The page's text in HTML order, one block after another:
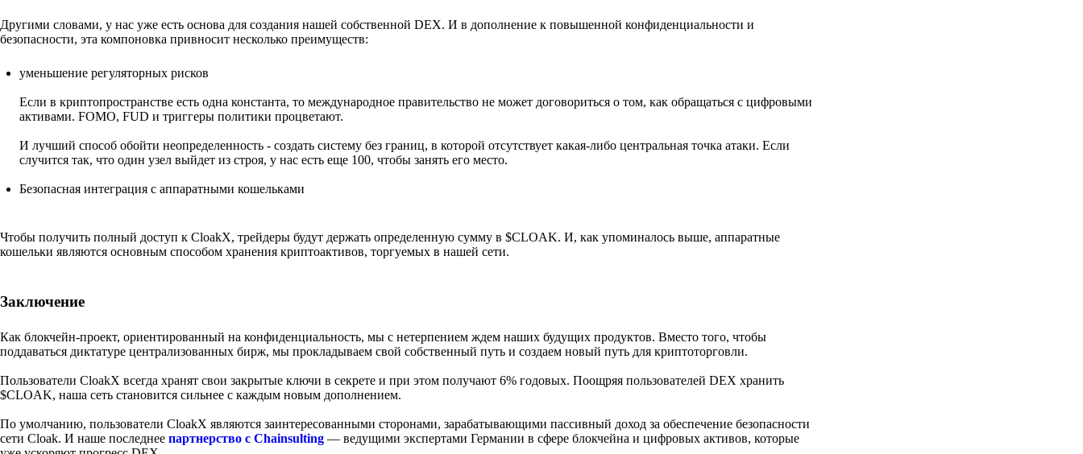
Другими словами, у нас уже есть основа для создания нашей собственной DEX. И в дополнение к повышенной конфиденциальности и
безопасности, эта компоновка привносит несколько преимуществ:
уменьшение регуляторных рисков
Если в криптопространстве есть одна константа, то международное правительство не может договориться о том, как обращаться с цифровыми
активами. FOMO, FUD и триггеры политики процветают.
И лучший способ обойти неопределенность - создать систему без границ, в которой отсутствует какая-либо центральная точка атаки. Если
случится так, что один узел выйдет из строя, у нас есть еще 100, чтобы занять его место.
Безопасная интеграция с аппаратными кошельками
Чтобы получить полный доступ к CloakX, трейдеры будут держать определенную сумму в $CLOAK. И, как упоминалось выше, аппаратные
кошельки являются основным способом хранения криптоактивов, торгуемых в нашей сети.
Заключение
Как блокчейн-проект, ориентированный на конфиденциальность, мы с нетерпением ждем наших будущих продуктов. Вместо того, чтобы
поддаваться диктатуре централизованных бирж, мы прокладываем свой собственный путь и создаем новый путь для криптоторговли.
Пользователи CloakX всегда хранят свои закрытые ключи в секрете и при этом получают 6% годовых. Поощряя пользователей DEX хранить
$CLOAK, наша сеть становится сильнее с каждым новым дополнением.
По умолчанию, пользователи CloakX являются заинтересованными сторонами, зарабатывающими пассивный доход за обеспечение безопасности
сети Cloak. И наше последнее партнерство с Chainsulting — ведущими экспертами Германии в сфере блокчейна и цифровых активов, которые